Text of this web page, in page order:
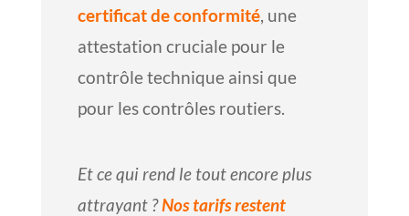
certificat de conformité, une
attestation cruciale pour le
contrôle technique ainsi que
pour les contrôles routiers.
Et ce qui rend le tout encore plus
attrayant ?Nos tarifs restent